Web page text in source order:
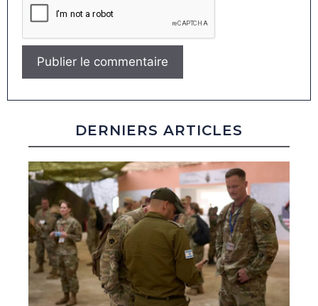
DERNIERS ARTICLES